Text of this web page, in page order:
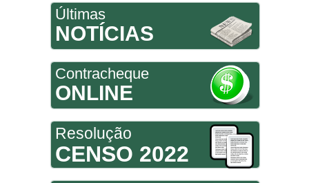
Últimas
NOTÍCIAS
Contracheque
ONLINE
Resolução
CENSO 2022